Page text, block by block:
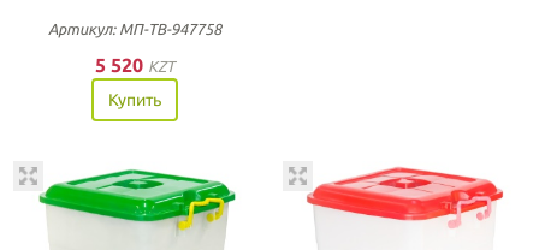
Артикул: МП-ТВ-947758
5 520 KZT
Купить